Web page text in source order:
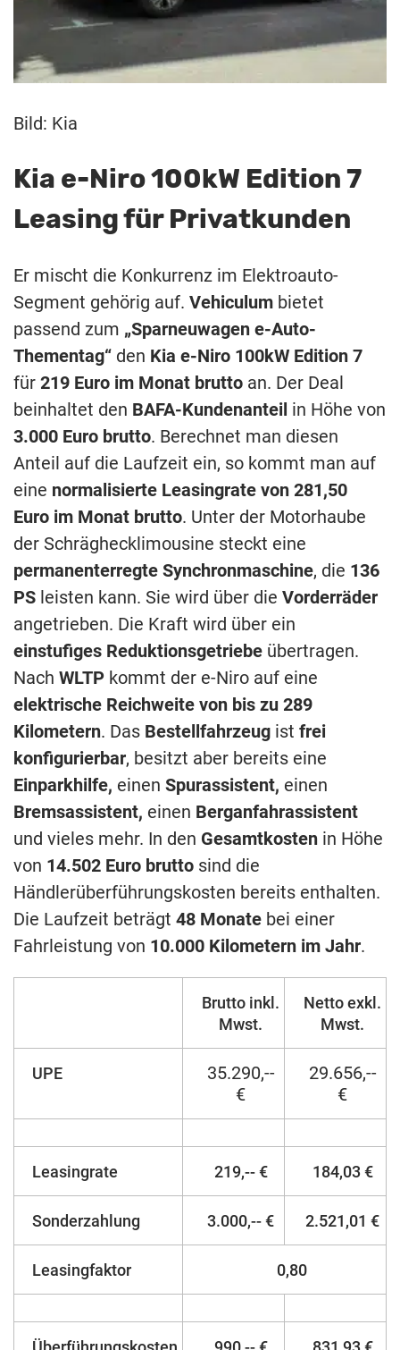
Bild: Kia
Kia e-Niro 100kW Edition 7
Leasing für Privatkunden
Er mischt die Konkurrenz im Elektroauto-
Segment gehörig auf. Vehiculum bietet
passend zum „Sparneuwagen e-Auto-
Thementag“ den Kia e-Niro 100kW Edition 7
für 219 Euro im Monat brutto an. Der Deal
beinhaltet den BAFA-Kundenanteil in Höhe von
3.000 Euro brutto. Berechnet man diesen
Anteil auf die Laufzeit ein, so kommt man auf
eine normalisierte Leasingrate von 281,50
Euro im Monat brutto. Unter der Motorhaube
der Schräghecklimousine steckt eine
permanenterregte Synchronmaschine, die 136
PS leisten kann. Sie wird über die Vorderräder
angetrieben. Die Kraft wird über ein
einstufiges Reduktionsgetriebe übertragen.
Nach WLTP kommt der e-Niro auf eine
elektrische Reichweite von bis zu 289
Kilometern. Das Bestellfahrzeug ist frei
konfigurierbar, besitzt aber bereits eine
Einparkhilfe, einen Spurassistent, einen
Bremsassistent, einen Berganfahrassistent
und vieles mehr. In den Gesamtkosten in Höhe
von 14.502 Euro brutto sind die
Händlerüberführungskosten bereits enthalten.
Die Laufzeit beträgt 48 Monate bei einer
Fahrleistung von 10.000 Kilometern im Jahr.
Brutto inkl.
Mwst.
Netto exkl.
Mwst.
UPE
35.290,--
€
29.656,--
€
Leasingrate 219,-- € 184,03 €
Sonderzahlung 3.000,-- € 2.521,01 €
Leasingfaktor 0,80